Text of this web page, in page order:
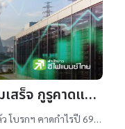
สร็จ กูรูคาดแนว
เป้าสูงสุด
โบรกฯ คาดกำไรปี 69-